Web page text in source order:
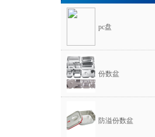
pc盘
份数盆
防溢份数盆